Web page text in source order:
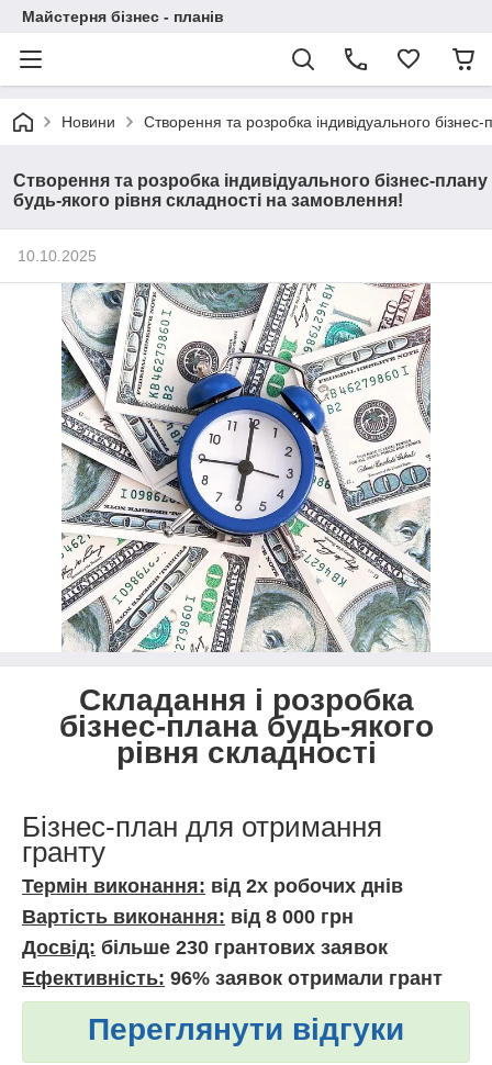
Майстерня бізнес - планів
Новини Створення та розробка індивідуального
Створення та розробка індивідуального бізнес-плану
будь-якого рівня складності на замовлення!
10.10.2025
Складання і розробка
бізнес-плана будь-якого
рівня складності
Бізнес-план для отримання
гранту
Термін виконання: від 2х робочих днів
Вартість виконання: від 8 000 грн
Досвід: більше 230 грантових заявок
Ефективність: 96% заявок отримали грант
Переглянути відгуки